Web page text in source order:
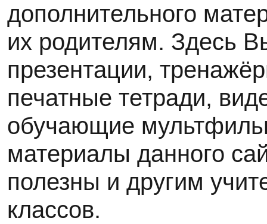
дополнительного
их родителям. Здесь
презентации,
печатные тетради,
обучающие
материалы данного
полезны и другим
классов.